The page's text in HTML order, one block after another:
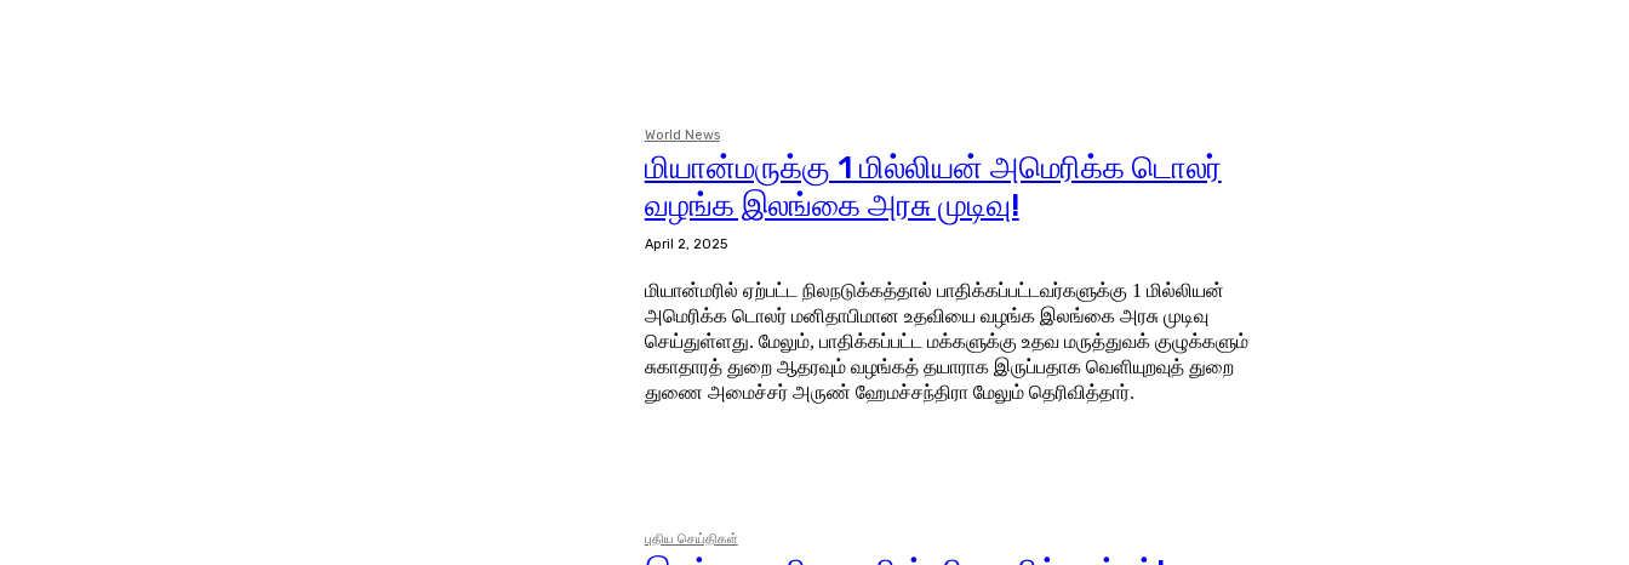
World News
மியான்மருக்கு 1 மில்லியன் அமெரிக்க டொலர்
வழங்க இலங்கை அரசு முடிவு!
April 2, 2025
மியான்மரில் ஏற்பட்ட நிலநடுக்கத்தால் பாதிக்கப்பட்டவர்களுக்கு 1 மில்லியன்
அமெரிக்க டொலர் மனிதாபிமான உதவியை வழங்க இலங்கை அரசு முடிவு
செய்துள்ளது. மேலும், பாதிக்கப்பட்ட மக்களுக்கு உதவ மருத்துவக் குழுக்களும்
சுகாதாரத் துறை ஆதரவும் வழங்கத் தயாராக இருப்பதாக வெளியுறவுத் துறை
புதிய செய்திகள்